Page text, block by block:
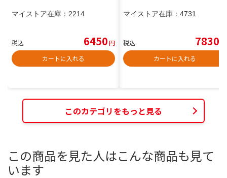
マイストア在庫： 2214
税込 6450円
カートに入れる
マイストア在庫： 4731
税込 7830
カートに入れる
このカテゴリをもっと見る
この商品を見た人はこんな商品も見て
います